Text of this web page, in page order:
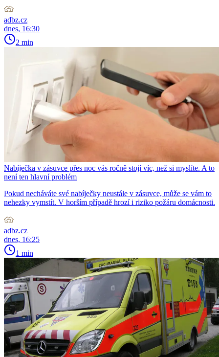
adbz.cz
dnes, 16:30
2 min
Nabíječka v zásuvce přes noc vás ročně stojí víc, než si myslíte. A to
není ten hlavní problém
Pokud necháváte své nabíječky neustále v zásuvce, může se vám to
nehezky vymstít. V horším případě hrozí i riziko požáru domácnosti.
adbz.cz
dnes, 16:25
1 min